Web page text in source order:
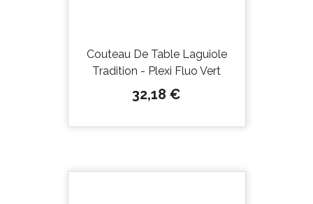
Couteau De Table Laguiole
Tradition - Plexi Fluo Vert
Prix
32,18 €